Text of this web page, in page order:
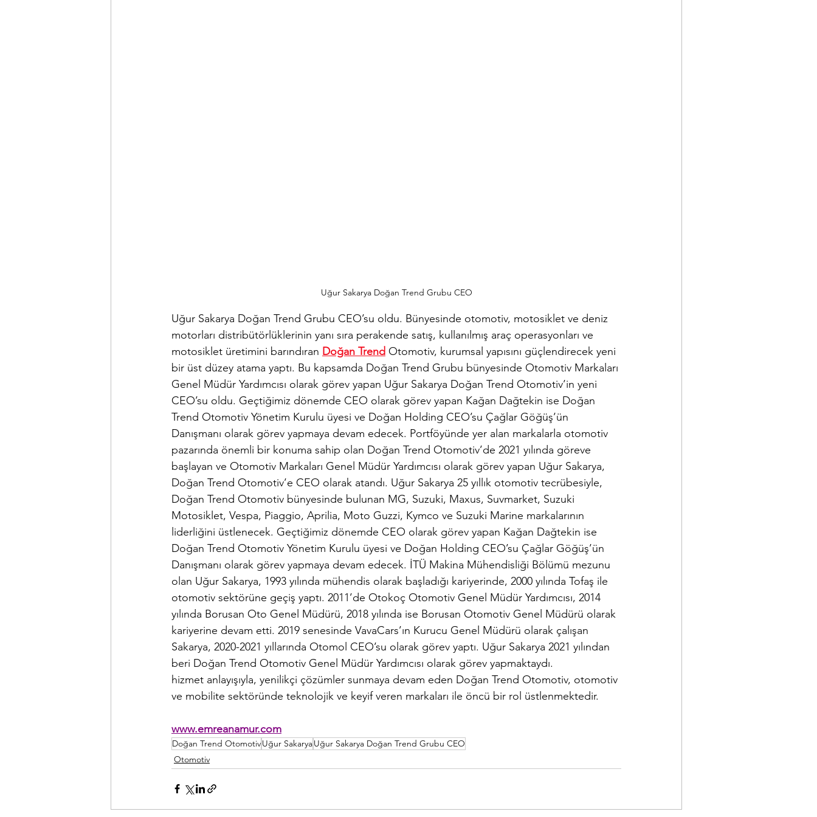
Uğur Sakarya Doğan Trend Grubu CEO
Uğur Sakarya Doğan Trend Grubu CEO’su oldu. Bünyesinde otomotiv, motosiklet ve deniz
motorları distribütörlüklerinin yanı sıra perakende satış, kullanılmış araç operasyonları ve
motosiklet üretimini barındıran Doğan Trend Otomotiv, kurumsal yapısını güçlendirecek yeni
bir üst düzey atama yaptı. Bu kapsamda Doğan Trend Grubu bünyesinde Otomotiv Markaları
Genel Müdür Yardımcısı olarak görev yapan Uğur Sakarya Doğan Trend Otomotiv’in yeni
CEO’su oldu. Geçtiğimiz dönemde CEO olarak görev yapan Kağan Dağtekin ise Doğan
Trend Otomotiv Yönetim Kurulu üyesi ve Doğan Holding CEO’su Çağlar Göğüş’ün
Danışmanı olarak görev yapmaya devam edecek. Portföyünde yer alan markalarla otomotiv
pazarında önemli bir konuma sahip olan Doğan Trend Otomotiv’de 2021 yılında göreve
başlayan ve Otomotiv Markaları Genel Müdür Yardımcısı olarak görev yapan Uğur Sakarya,
Doğan Trend Otomotiv’e CEO olarak atandı. Uğur Sakarya 25 yıllık otomotiv tecrübesiyle,
Doğan Trend Otomotiv bünyesinde bulunan MG, Suzuki, Maxus, Suvmarket, Suzuki
Motosiklet, Vespa, Piaggio, Aprilia, Moto Guzzi, Kymco ve Suzuki Marine markalarının
liderliğini üstlenecek. Geçtiğimiz dönemde CEO olarak görev yapan Kağan Dağtekin ise
Doğan Trend Otomotiv Yönetim Kurulu üyesi ve Doğan Holding CEO’su Çağlar Göğüş’ün
Danışmanı olarak görev yapmaya devam edecek. İTÜ Makina Mühendisliği Bölümü mezunu
olan Uğur Sakarya, 1993 yılında mühendis olarak başladığı kariyerinde, 2000 yılında Tofaş ile
otomotiv sektörüne geçiş yaptı. 2011’de Otokoç Otomotiv Genel Müdür Yardımcısı, 2014
yılında Borusan Oto Genel Müdürü, 2018 yılında ise Borusan Otomotiv Genel Müdürü olarak
kariyerine devam etti. 2019 senesinde VavaCars’ın Kurucu Genel Müdürü olarak çalışan
Sakarya, 2020-2021 yıllarında Otomol CEO’su olarak görev yaptı. Uğur Sakarya 2021 yılından
beri Doğan Trend Otomotiv Genel Müdür Yardımcısı olarak görev yapmaktaydı.
hizmet anlayışıyla, yenilikçi çözümler sunmaya devam eden Doğan Trend Otomotiv, otomotiv
ve mobilite sektöründe teknolojik ve keyif veren markaları ile öncü bir rol üstlenmektedir.
www.emreanamur.com
Doğan Trend OtomotivUğur SakaryaUğur Sakarya Doğan Trend Grubu CEO
Otomotiv